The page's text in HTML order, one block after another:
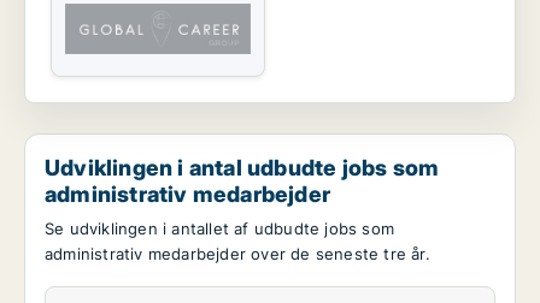
Udviklingen i antal udbudte jobs som
administrativ medarbejder
Se udviklingen i antallet af udbudte jobs som
administrativ medarbejder over de seneste tre år.